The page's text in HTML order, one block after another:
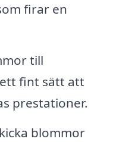
firar en
till
fint sätt att
prestationer.
blommor